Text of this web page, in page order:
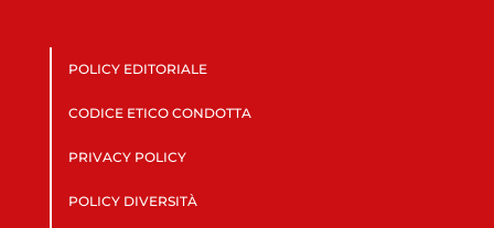
POLICY EDITORIALE
CODICE ETICO CONDOTTA
PRIVACY POLICY
POLICY DIVERSITÀ